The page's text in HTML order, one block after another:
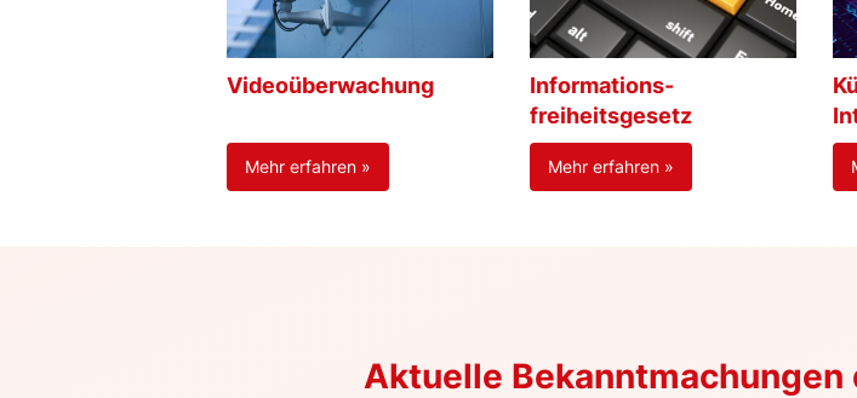
Videoüberwachung
Mehr erfahren »
Informations-
freiheitsgesetz
Mehr erfahren »
Aktuelle